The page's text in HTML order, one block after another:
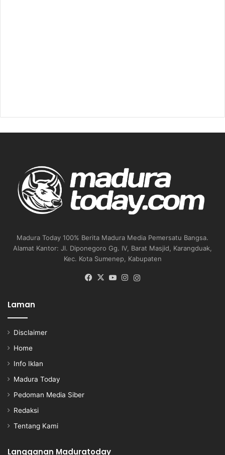
Madura Today 100% Berita Madura Media Pemersatu Bangsa.
Alamat Kantor: Jl. Diponegoro Gg. IV, Barat Masjid, Karangduak,
Kec. Kota Sumenep, Kabupaten
Facebook
X YouTubeInstagram
Laman
Disclaimer
Home
Info Iklan
Madura Today
Pedoman Media Siber
Redaksi
Tentang Kami
Langganan Maduratoday